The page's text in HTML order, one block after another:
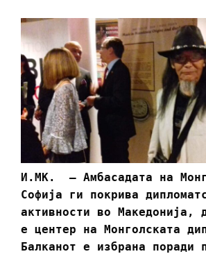
И.МК. – Амбасадата на
Софија ги покрива
активности во Македонија,
е центер на Монголската
Балканот е избрана поради